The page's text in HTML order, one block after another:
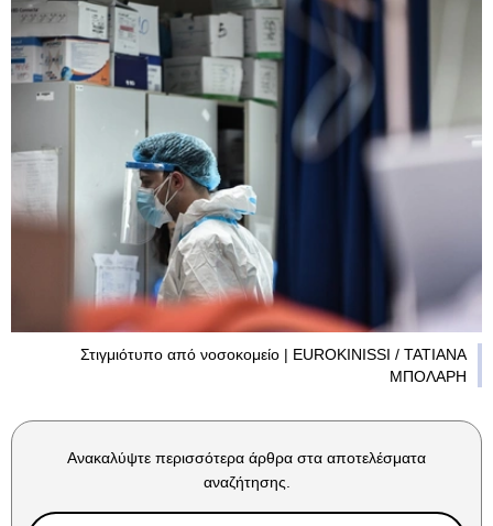
Στιγμιότυπο από νοσοκομείο | EUROKINISSI / ΤΑΤΙΑΝΑ
ΜΠΟΛΑΡΗ
Ανακαλύψτε περισσότερα άρθρα στα αποτελέσματα
αναζήτησης.